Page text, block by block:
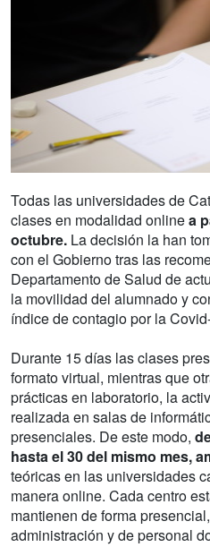
Todas las universidades de
clases en modalidad onlinea
octubre. La decisión la han
con el Gobierno tras las
Departamento de Salud de
la movilidad del alumnado y
índice de contagio por la
Durante 15 días las clases
formato virtual, mientras que
prácticas en laboratorio, la
realizada en salas de
presenciales. De este modo,
hasta el 30 del mismo mes,
teóricas en las universidades
manera online. Cada centro
mantienen de forma
administración y de personal